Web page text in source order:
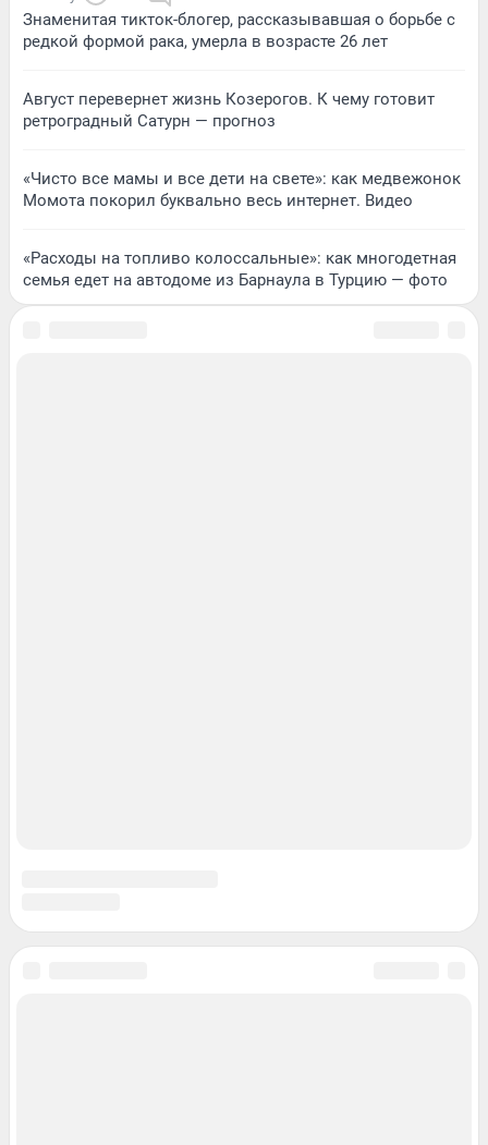
Знаменитая тикток-блогер, рассказывавшая о борьбе с
редкой формой рака, умерла в возрасте 26 лет
Август перевернет жизнь Козерогов. К чему готовит
ретроградный Сатурн — прогноз
«Чисто все мамы и все дети на свете»: как медвежонок
Момота покорил буквально весь интернет. Видео
«Расходы на топливо колоссальные»: как многодетная
семья едет на автодоме из Барнаула в Турцию — фото